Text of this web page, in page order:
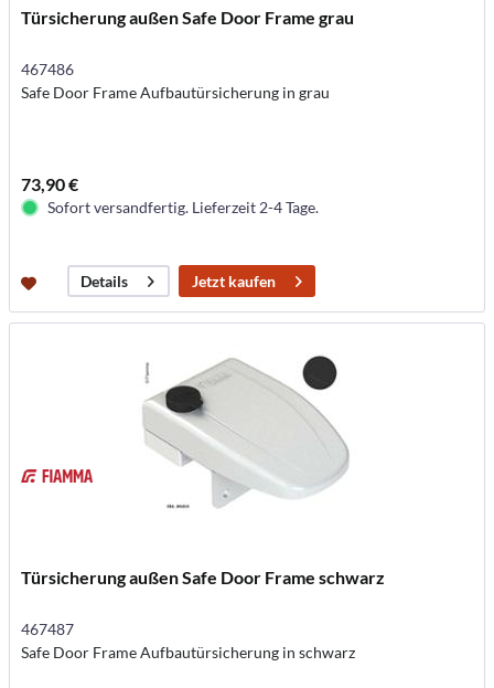
Türsicherung außen Safe Door Frame grau
467486
Safe Door Frame Aufbautürsicherung in grau
73,90 €
Sofort versandfertig. Lieferzeit 2-4 Tage.
Details Jetzt kaufen
Türsicherung außen Safe Door Frame schwarz
467487
Safe Door Frame Aufbautürsicherung in schwarz